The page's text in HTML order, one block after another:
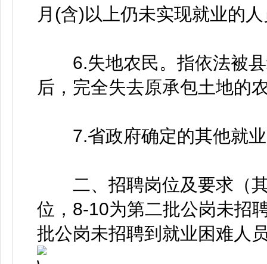
月(含)以上仍未实现就业的
6.失地农民。指依法被县
后，完全失去原承包土地的
7.省政府确定的其他就业
二、招聘岗位及要求（其
位，8-10为第二批公岗未招
批公岗未招聘到就业困难人